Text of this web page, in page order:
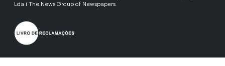
Lda i The News Group of Newspapers